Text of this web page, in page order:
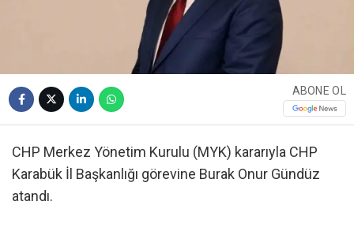
ABONE OL
CHP Merkez Yönetim Kurulu (MYK) kararıyla CHP
Karabük İl Başkanlığı görevine Burak Onur Gündüz
atandı.